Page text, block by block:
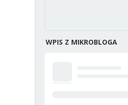
WPIS Z MIKROBLOGA